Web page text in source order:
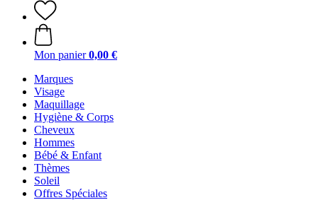
Mon panier 0,00 €
Marques
Visage
Maquillage
Hygiène & Corps
Cheveux
Hommes
Bébé & Enfant
Thèmes
Soleil
Offres Spéciales